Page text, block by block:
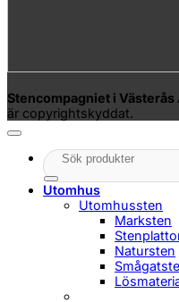
Stencompagniet i Västerås
är copyrightskyddat.
Sök
efter:
Utomhus
Utomhussten
Marksten
Natursten